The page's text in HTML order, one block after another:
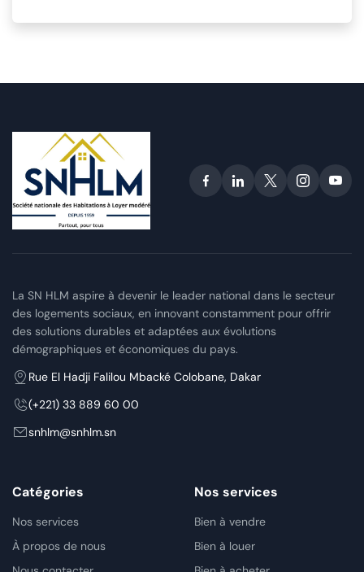
La SN HLM aspire à devenir le leader national dans le secteur
des logements sociaux, en innovant constamment pour offrir
des solutions durables et adaptées aux évolutions
démographiques et économiques du pays.
Rue El Hadji Falilou Mbacké Colobane, Dakar
(+221) 33 889 60 00
snhlm@snhlm.sn
Catégories
Nos services
À propos de nous
Nos services
Bien à vendre
Bien à louer